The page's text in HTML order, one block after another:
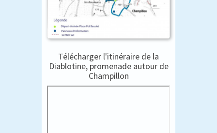
Télécharger l'itinéraire de la
Diablotine, promenade autour de
Champillon